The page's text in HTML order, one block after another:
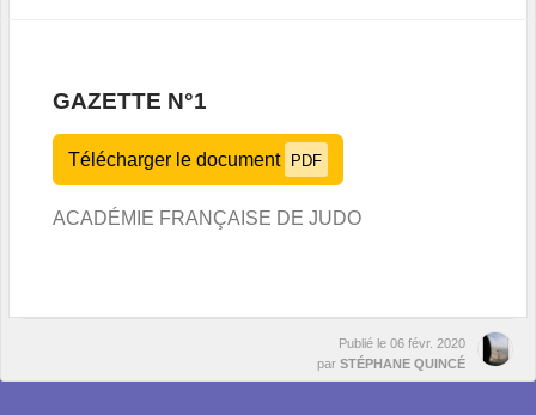
GAZETTE N°1
Télécharger le document PDF
ACADÉMIE FRANÇAISE DE JUDO
Publié le 06 févr. 2020
par STÉPHANE QUINCÉ